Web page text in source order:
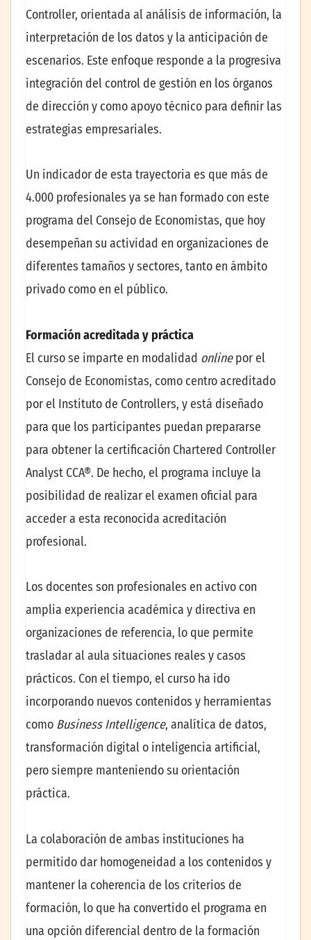
Controller, orientada al análisis de información, la
interpretación de los datos y la anticipación de
escenarios. Este enfoque responde a la progresiva
integración del control de gestión en los órganos
de dirección y como apoyo técnico para definir las
estrategias empresariales.
Un indicador de esta trayectoria es que más de
4.000 profesionales ya se han formado con este
programa del Consejo de Economistas, que hoy
desempeñan su actividad en organizaciones de
diferentes tamaños y sectores, tanto en ámbito
privado como en el público.
Formación acreditada y práctica
El curso se imparte en modalidad onlinepor el
Consejo de Economistas, como centro acreditado
por el Instituto de Controllers, y está diseñado
para que los participantes puedan prepararse
para obtener la certificación Chartered Controller
Analyst CCA®. De hecho, el programa incluye la
posibilidad de realizar el examen oficial para
acceder a esta reconocida acreditación
profesional.
Los docentes son profesionales en activo con
amplia experiencia académica y directiva en
organizaciones de referencia, lo que permite
trasladar al aula situaciones reales y casos
prácticos. Con el tiempo, el curso ha ido
incorporando nuevos contenidos y herramientas
como Business Intelligence, analítica de datos,
transformación digital o inteligencia artificial,
pero siempre manteniendo su orientación
práctica.
La colaboración de ambas instituciones ha
permitido dar homogeneidad a los contenidos y
mantener la coherencia de los criterios de
formación, lo que ha convertido el programa en
una opción diferencial dentro de la formación